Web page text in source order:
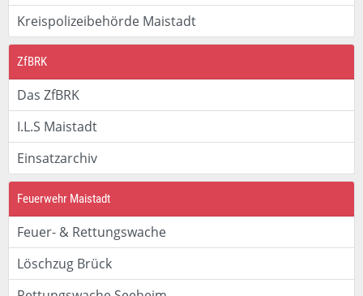
Kreispolizeibehörde Maistadt
ZfBRK
Das ZfBRK
I.L.S Maistadt
Einsatzarchiv
Feuerwehr Maistadt
Feuer- & Rettungswache
Löschzug Brück